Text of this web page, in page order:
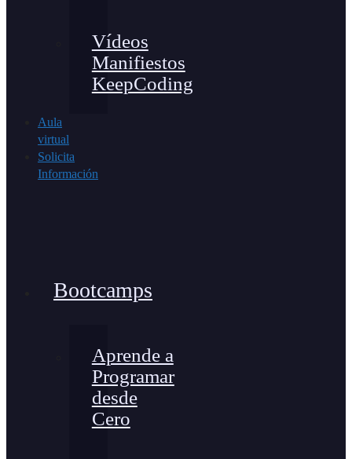
Vídeos
Manifiestos
KeepCoding
Aula
virtual
Solicita
Información
Bootcamps
Aprende a
Programar
desde
Cero